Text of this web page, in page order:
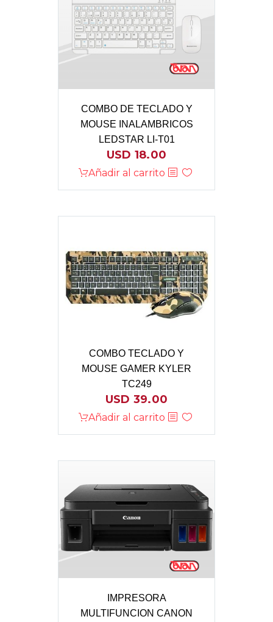
COMBO DE TECLADO Y
MOUSE INALAMBRICOS
LEDSTAR LI-T01
USD 18.00
Añadir al carrito
COMBO TECLADO Y
MOUSE GAMER KYLER
TC249
USD 39.00
Añadir al carrito
IMPRESORA
MULTIFUNCION CANON